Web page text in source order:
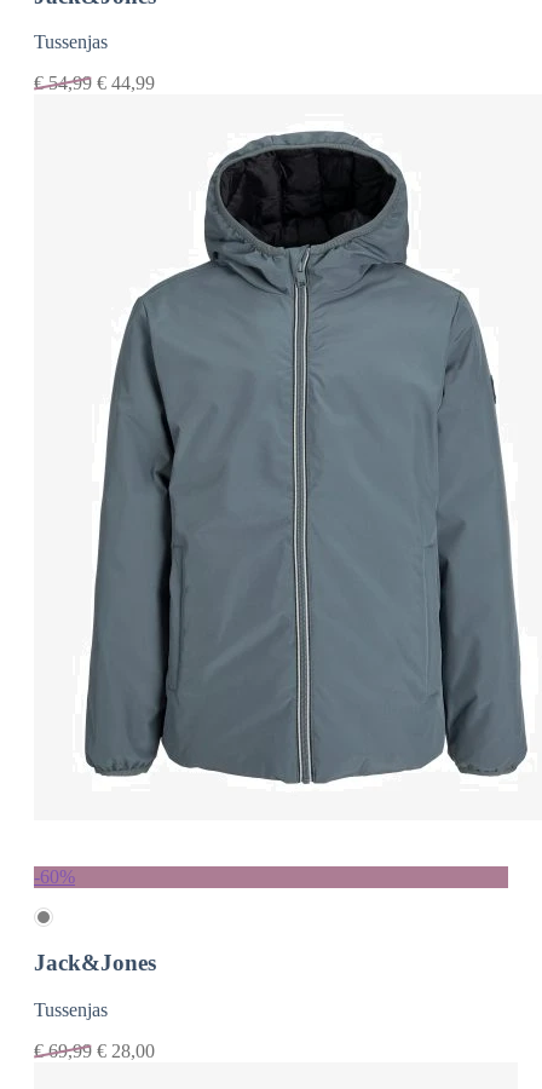
Tussenjas
€54,99 € 44,99
-60%
Jack&Jones
Tussenjas
€69,99 € 28,00